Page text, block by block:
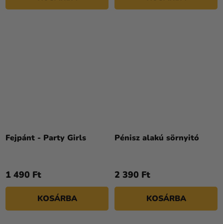
Fejpánt - Party Girls
1 490 Ft
KOSÁRBA
Pénisz alakú sörnyitó
2 390 Ft
KOSÁRBA